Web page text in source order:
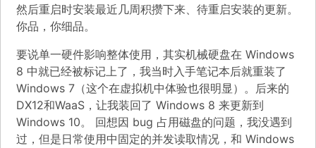
然后重启时安装最近几周积攒下来、待重启安装的更新。
你品，你细品。
要说单一硬件影响整体使用，其实机械硬盘在 Windows
8 中就已经被标记上了，我当时入手笔记本后就重装了
Windows 7（这个在虚拟机中体验也很明显）。后来的
DX12和WaaS，让我装回了 Windows 8 来更新到
Windows 10。 回想因 bug 占用磁盘的问题，我没遇到
过，但是日常使用中固定的并发读取情况，和 Windows